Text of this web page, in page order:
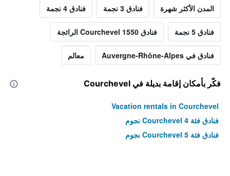
المدن الأكثر شهرة فنادق 3 نجمة فنادق 4 نجمة
فنادق 5 نجمة فنادق Courchevel 1550 الرائجة
فنادق في Auvergne-Rhône-Alpes معالم
فكّر بأمكان إقامة بديلة في Courchevel
Vacation rentals in Courchevel
فنادق فئة Courchevel 4 نجوم
فنادق فئة Courchevel 5 نجوم